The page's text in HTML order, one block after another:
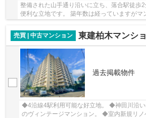
整備された山手通り沿いに立ち、落合駅徒歩
便利な立地です。 築年数は経っていますがマ
売買 | 中古マンション
東建柏木マンシ
過去掲載物件
◆4沿線4駅利用可能な好立地。 ◆神田川沿い
のヴィンテージマンション。 ◆室内新規リ